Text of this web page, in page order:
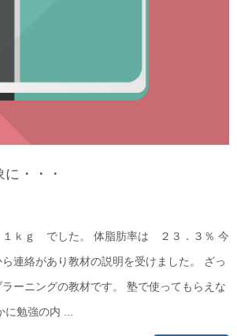
・・・
ｋｇ でした。 体脂肪率は ２３．３％ 今
連絡があり教材の説明を受けました。 ざっ
ーニングの教材です。 塾で使ってもらえな
に勉強の内 ...